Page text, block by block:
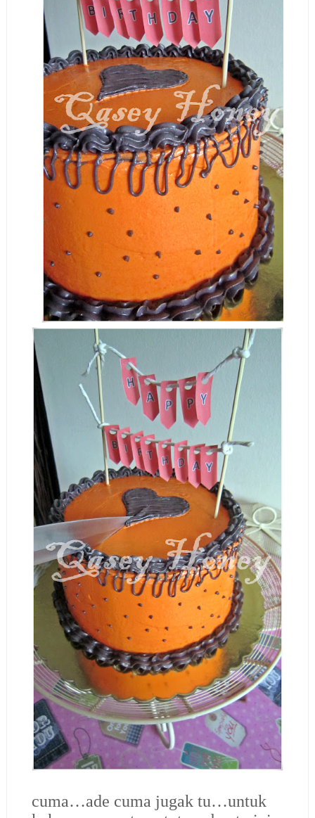
cuma…ade cuma jugak tu…untuk